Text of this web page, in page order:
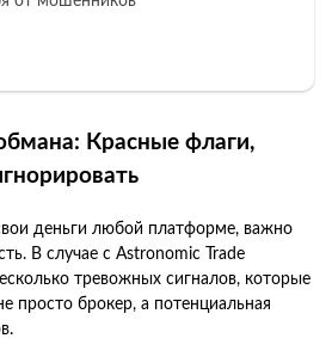
Красные флаги,
деньги любой платформе, важно
В случае с Astronomic Trade
тревожных сигналов, которые
просто брокер, а потенциальная